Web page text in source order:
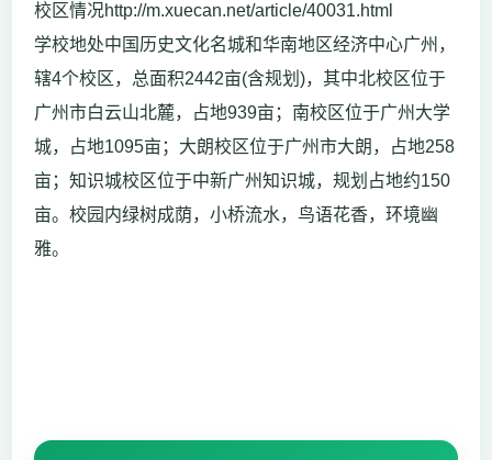
校区情况http://m.xuecan.net/article/40031.html
学校地处中国历史文化名城和华南地区经济中心广州，
辖4个校区，总面积2442亩(含规划)，其中北校区位于
广州市白云山北麓，占地939亩；南校区位于广州大学
城，占地1095亩；大朗校区位于广州市大朗，占地258
亩；知识城校区位于中新广州知识城，规划占地约150
亩。校园内绿树成荫，小桥流水，鸟语花香，环境幽
雅。